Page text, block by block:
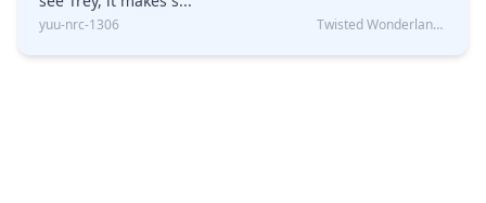
yuu-nrc-1306 Twisted Wonderland Kin Quiz